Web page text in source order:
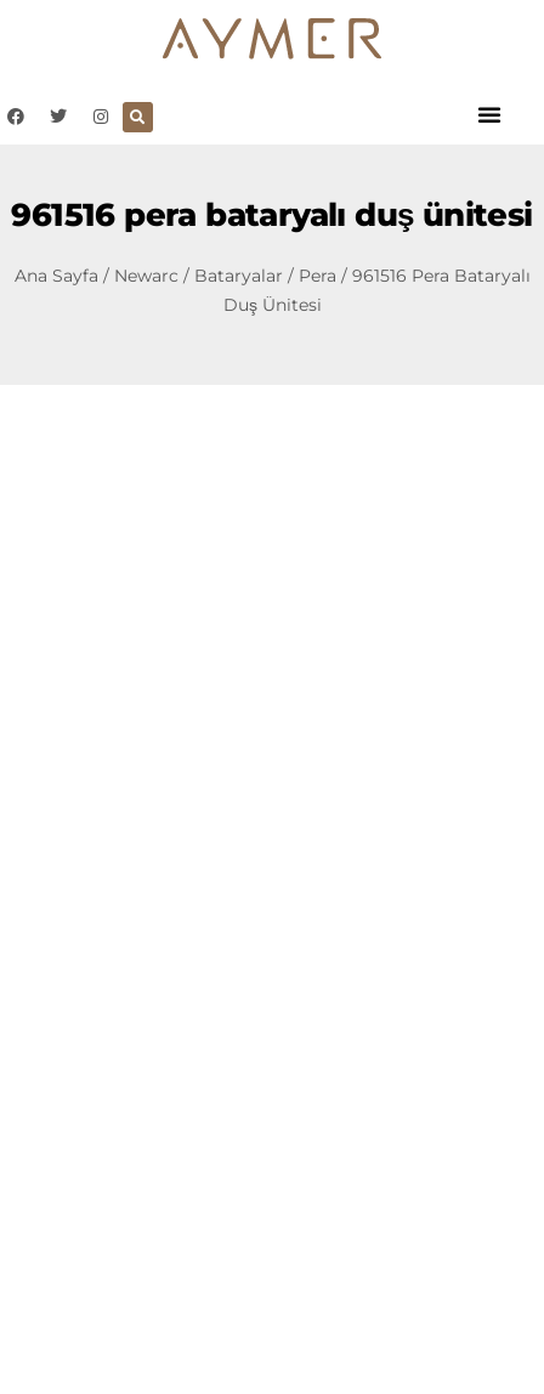
961516 pera bataryalı duş ünitesi
Ana Sayfa / Newarc / Bataryalar / Pera / 961516 Pera Bataryalı
Duş Ünitesi